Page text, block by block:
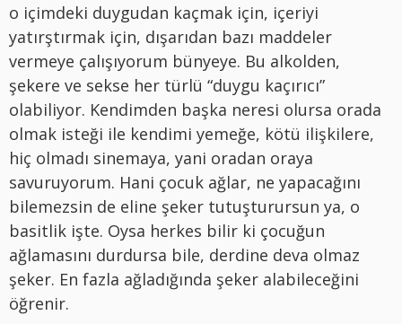
o içimdeki duygudan kaçmak için, içeriyi
yatırştırmak için, dışarıdan bazı maddeler
vermeye çalışıyorum bünyeye. Bu alkolden,
şekere ve sekse her türlü “duygu kaçırıcı”
olabiliyor. Kendimden başka neresi olursa orada
olmak isteği ile kendimi yemeğe, kötü ilişkilere,
hiç olmadı sinemaya, yani oradan oraya
savuruyorum. Hani çocuk ağlar, ne yapacağını
bilemezsin de eline şeker tutuşturursun ya, o
basitlik işte. Oysa herkes bilir ki çocuğun
ağlamasını durdursa bile, derdine deva olmaz
şeker. En fazla ağladığında şeker alabileceğini
öğrenir.